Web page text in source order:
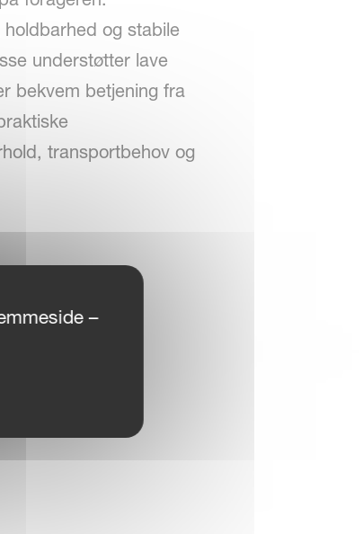
og stabile
understøtter lave
bekvem betjening fra
transportbehov og
vendinger
–